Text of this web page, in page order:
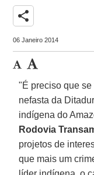
share
06 Janeiro 2014
"É preciso que
nefasta da
indígena do
Rodovia
projetos de
que mais um